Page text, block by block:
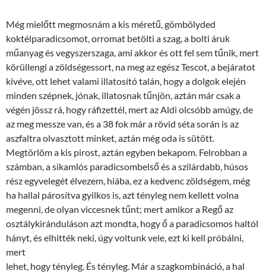
Még mielőtt megmosnám a kis méretű, gömbölyded
koktélparadicsomot, orromat betölti a szag, a bolti áruk
műanyag és vegyszerszaga, ami akkor és ott fel sem tűnik, mert
körüllengi a zöldségessort, na meg az egész Tescot, a bejáratot
kivéve, ott lehet valami illatosító talán, hogy a dolgok elején
minden szépnek, jónak, illatosnak tűnjön, aztán már csak a
végén jössz rá, hogy ráfizettél, mert az Aldi olcsóbb amúgy, de
az meg messze van, és a 38 fok már a rövid séta során is az
aszfaltra olvasztott minket, aztán még oda is sütött.
Megtörlöm a kis pirost, aztán egyben bekapom. Felrobban a
számban, a sikamlós paradicsombelső és a szilárdabb, húsos
rész egyvelegét élvezem, hiába, ez a kedvenc zöldségem, még
ha hallal párosítva gyilkos is, azt tényleg nem kellett volna
megenni, de olyan viccesnek tűnt; mert amikor a Regő az
osztálykiránduláson azt mondta, hogy ő a paradicsomos haltól
hányt, és elhitték neki, úgy voltunk vele, ezt ki kell próbálni,
mert
lehet, hogy tényleg. És tényleg. Már a szagkombináció, a hal